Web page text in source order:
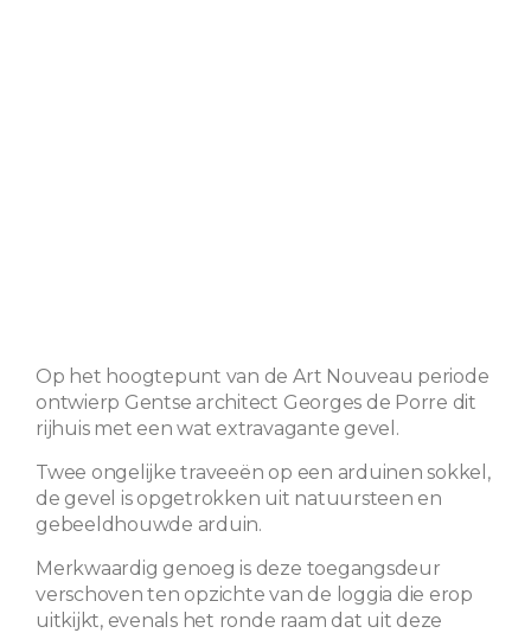
Op het hoogtepunt van de Art Nouveau periode
ontwierp Gentse architect Georges de Porre dit
rijhuis met een wat extravagante gevel.
Twee ongelijke traveeën op een arduinen sokkel,
de gevel is opgetrokken uit natuursteen en
gebeeldhouwde arduin.
Merkwaardig genoeg is deze toegangsdeur
verschoven ten opzichte van de loggia die erop
uitkijkt, evenals het ronde raam dat uit deze